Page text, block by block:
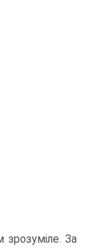
зрозуміле. За